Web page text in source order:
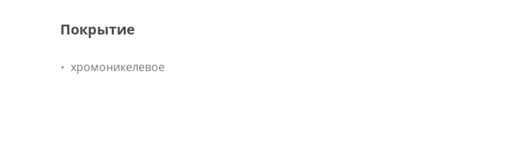
Покрытие
хромоникелевое